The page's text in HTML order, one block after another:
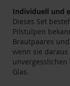
Individuell und
Dieses Set
Pilstulpen
Brautpaares
wenn sie
Glas.